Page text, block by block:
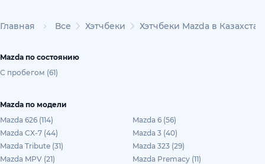
Главная Все Хэтчбеки Хэтчбеки Mazda в
Mazda по состоянию
С пробегом (61)
Mazda по модели
Mazda 626 (114)
Mazda 6 (56)
Mazda CX-7 (44)
Mazda 3 (40)
Mazda Tribute (31)
Mazda 323 (29)
Mazda MPV (21)
Mazda Premacy (11)